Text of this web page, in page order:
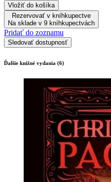
Vložiť do košíka
Rezervovať v kníhkupectve
Na sklade v 9 kníhkupectvách
Pridať do zoznamu
Sledovať dostupnosť
Ďalšie knižné vydania (6)